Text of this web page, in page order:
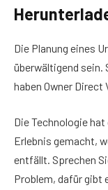
Die Planung eines
überwältigend sein.
haben Owner
Die Technologie
Erlebnis gemacht,
entfällt. Sprechen
Problem, dafür gibt